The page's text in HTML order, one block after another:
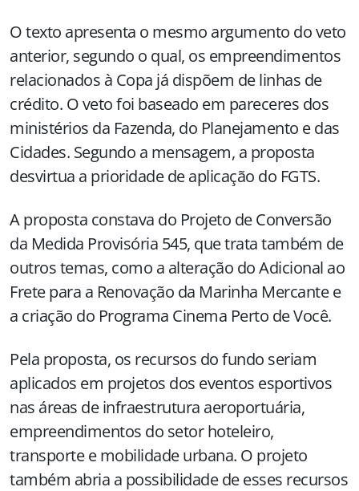
O texto apresenta o mesmo argumento do veto
anterior, segundo o qual, os empreendimentos
relacionados à Copa já dispõem de linhas de
crédito. O veto foi baseado em pareceres dos
ministérios da Fazenda, do Planejamento e das
Cidades. Segundo a mensagem, a proposta
desvirtua a prioridade de aplicação do FGTS.
A proposta constava do Projeto de Conversão
da Medida Provisória 545, que trata também de
outros temas, como a alteração do Adicional ao
Frete para a Renovação da Marinha Mercante e
a criação do Programa Cinema Perto de Você.
Pela proposta, os recursos do fundo seriam
aplicados em projetos dos eventos esportivos
nas áreas de infraestrutura aeroportuária,
empreendimentos do setor hoteleiro,
transporte e mobilidade urbana. O projeto
também abria a possibilidade de esses recursos